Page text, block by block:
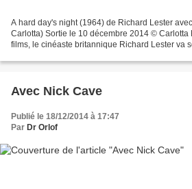
A hard day's night (1964) de Richard Lester
Carlotta) Sortie le 10 décembre 2014 © Carlotta
films, le cinéaste britannique Richard Lester va
Avec Nick Cave
Publié le 18/12/2014 à 17:47
Par Dr Orlof